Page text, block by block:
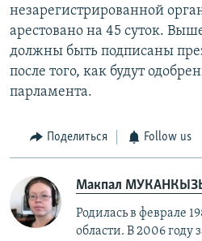
незарегистрированной
арестовано на 45 суток.
должны быть подписаны
после того, как будут
парламента.
Поделиться Follow us
Макпал
Родилась в феврале
области. В 2006